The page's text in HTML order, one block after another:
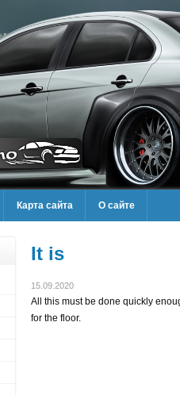
Карта сайта О сайте
It is
15.09.2020
All this must be done quickly
for the floor.